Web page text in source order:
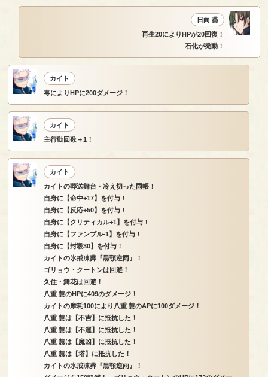
日向 葵
再生20によりHPが20回復！
石化が発動！
カイト
毒によりHPに200ダメージ！
カイト
主行動回数＋1！
カイト
カイトの葬送舞台・冷え切った雨帳！
自身に【命中+17】を付与！
自身に【反応+50】を付与！
自身に【クリティカル+1】を付与！
自身に【ファンブル-1】を付与！
自身に【封殺30】を付与！
カイトの氷戒凍葬『黒顎逆雨』！
ゴリョウ・クートンは回避！
久住・舞花は回避！
八重 慧のHPに409のダメージ！
カイトの摩耗100により八重 慧のAPに100ダメージ！
八重 慧は【不吉】に抵抗した！
八重 慧は【不運】に抵抗した！
八重 慧は【魔凶】に抵抗した！
八重 慧は【塔】に抵抗した！
カイトの氷戒凍葬『黒顎逆雨』！